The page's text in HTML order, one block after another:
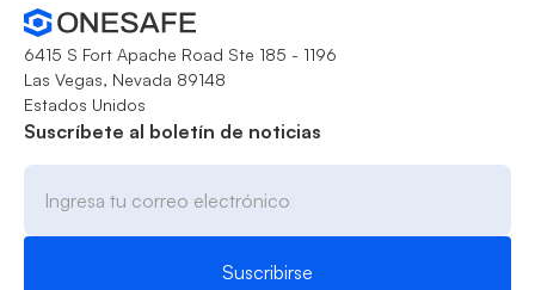
6415 S Fort Apache Road Ste 185 - 1196
Las Vegas, Nevada 89148
Estados Unidos
Suscríbete al boletín de noticias